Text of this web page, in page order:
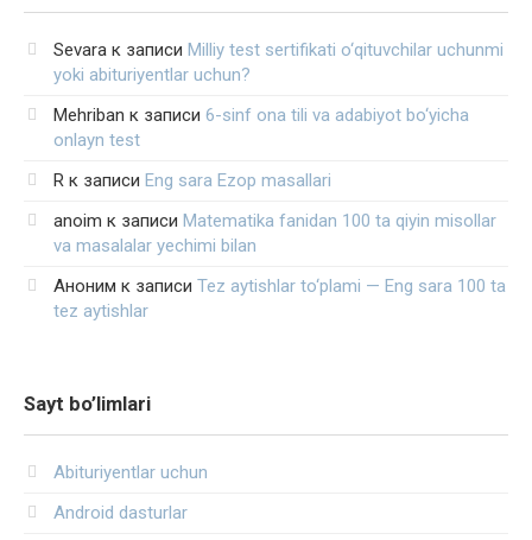
Sevara к записи Milliy test sertifikati o‘qituvchilar uchunmi
yoki abituriyentlar uchun?
Mehriban к записи 6-sinf ona tili va adabiyot bo‘yicha
onlayn test
R к записи Eng sara Ezop masallari
anoim к записи Matematika fanidan 100 ta qiyin misollar
va masalalar yechimi bilan
Аноним к записи Tez aytishlar to‘plami — Eng sara 100 ta
tez aytishlar
Sayt bo’limlari
Abituriyentlar uchun
Android dasturlar